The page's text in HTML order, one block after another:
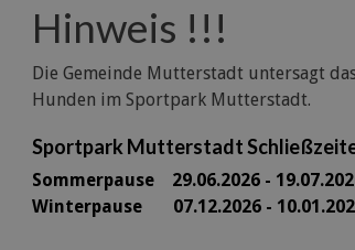
Hinweis !!!
Die Gemeinde Mutterstadt untersagt
Hunden im Sportpark Mutterstadt.
Sportpark Mutterstadt
Sommerpause 29.06.2026 -
Winterpause 07.12.2026 -